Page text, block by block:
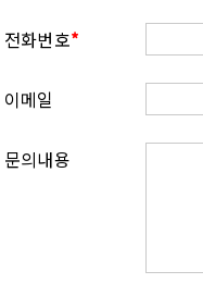
전화번호*필
이메일
문의내용